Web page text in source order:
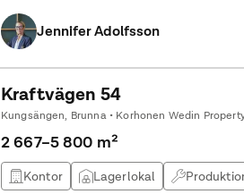
Jennifer Adolfsson
Kraftvägen 54
Kungsängen, Brunna • Korhonen Wedin
2 667–5 800 m²
Kontor Lagerlokal